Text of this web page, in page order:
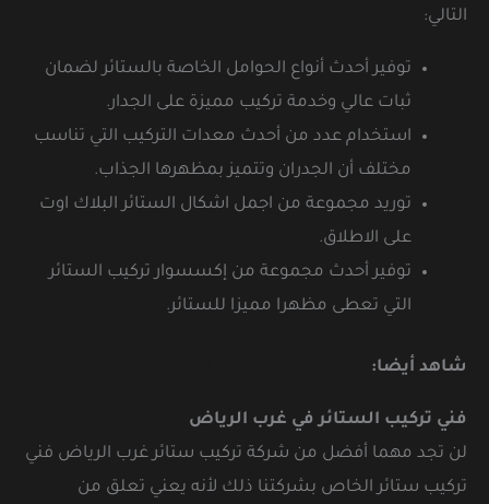
التالي:
توفير أحدث أنواع الحوامل الخاصة بالستائر لضمان
ثبات عالي وخدمة تركيب مميزة على الجدار.
استخدام عدد من أحدث معدات التركيب التي تناسب
مختلف أن الجدران وتتميز بمظهرها الجذاب.
توريد مجموعة من اجمل اشكال الستائر البلاك اوت
على الاطلاق.
توفير أحدث مجموعة من إكسسوار تركيب الستائر
التي تعطى مظهرا مميزا للستائر.
شاهد أيضا:
فني تركيب الستائر في غرب الرياض
لن تجد مهما أفضل من شركة تركيب ستائر غرب الرياض فني
تركيب ستائر الخاص بشركتنا ذلك لأنه يعني تعلق من